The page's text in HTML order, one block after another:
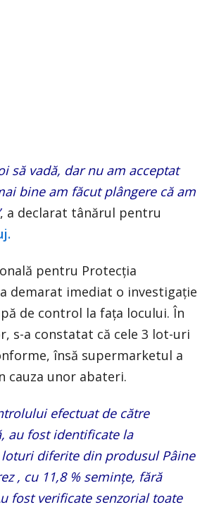
să vadă, dar nu am acceptat
bine am făcut plângere că am
, a declarat tânărul pentru
pentru Protecția
demarat imediat o investigație
de control la fața locului. În
s-a constatat că cele 3 lot-uri
însă supermarketul a
cauza unor abateri.
efectuat de către
au fost identificate la
diferite din produsul Pâine
, cu 11,8 % semințe, fără
fost verificate senzorial toate